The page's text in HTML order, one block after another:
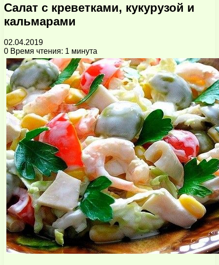
Салат с креветками, кукурузой и
кальмарами
02.04.2019
0 Время чтения: 1 минута